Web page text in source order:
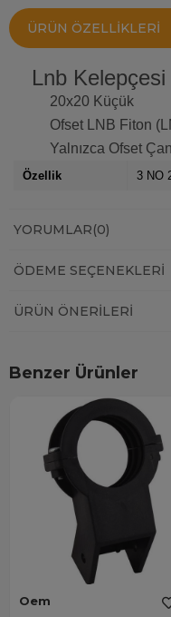
ÜRÜN ÖZELLIKLERI
Lnb
20x20 Küçük
Ofset LNB Fiton
Yalnızca Ofset
Özellik 3 NO
YORUMLAR(0)
ÖDEME SEÇENEKLERI
ÜRÜN ÖNERILERI
Benzer Ürünler
Oem